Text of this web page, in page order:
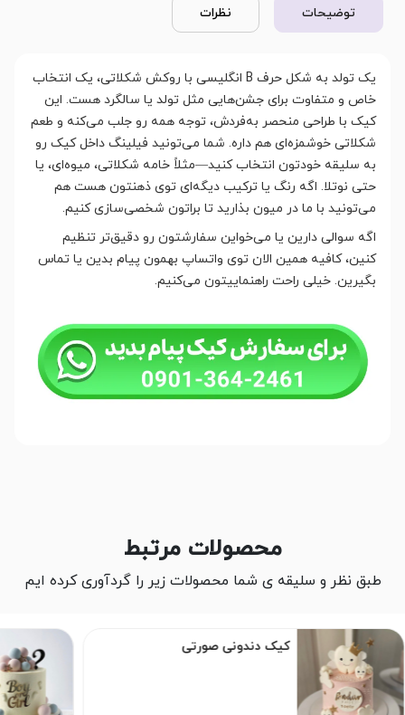
توضیحات نظرات
یک تولد به شکل حرف B انگلیسی با روکش شکلاتی، یک انتخاب
خاص و متفاوت برای جشن‌هایی مثل تولد یا سالگرد هست. این
کیک با طراحی منحصر به‌فردش، توجه همه رو جلب می‌کنه و طعم
شکلاتی خوشمزه‌ای هم داره. شما می‌تونید فیلینگ داخل کیک رو
به سلیقه خودتون انتخاب کنید—مثلاً خامه شکلاتی، میوه‌ای، یا
حتی نوتلا. اگه رنگ یا ترکیب دیگه‌ای توی ذهنتون هست هم
می‌تونید با ما در میون بذارید تا براتون شخصی‌سازی کنیم.
اگه سوالی دارین یا می‌خواین سفارشتون رو دقیق‌تر تنظیم
کنین، کافیه همین الان توی واتساپ بهمون پیام بدین یا تماس
بگیرین. خیلی راحت راهنماییتون می‌کنیم.
محصولات مرتبط
طبق نظر و سلیقه ی شما محصولات زیر را گردآوری کرده ایم
کیک دندونی صورتی